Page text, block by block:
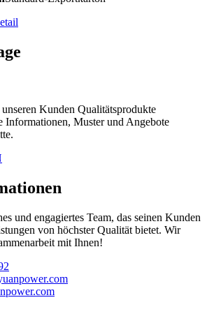
Kunden Qualitätsprodukte
Informationen, Muster und Angebote
und engagiertes Team, das seinen Kunden
von höchster Qualität bietet. Wir
mit Ihnen!